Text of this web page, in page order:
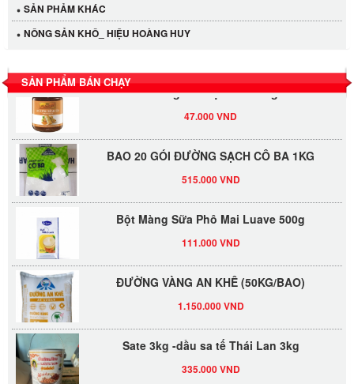
SẢN PHẢM KHÁC
NÔNG SẢN KHÔ_ HIỆU HOÀNG HUY
SẢN PHẨM BÁN CHẠY
LỐC 12 HỦ Tương xí muội LKK 260g
Tương xí muội LKK 260g
47.000 VND
BAO 20 GÓI ĐƯỜNG SẠCH CÔ BA 1KG
515.000 VND
Bột Màng Sữa Phô Mai Luave 500g
111.000 VND
ĐƯỜNG VÀNG AN KHÊ (50KG/BAO)
1.150.000 VND
Sate 3kg -dầu sa tế Thái Lan 3kg
335.000 VND